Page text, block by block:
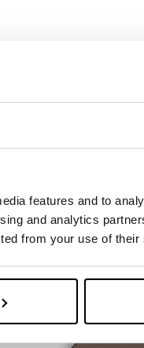
features and to
and analytics
from your use of